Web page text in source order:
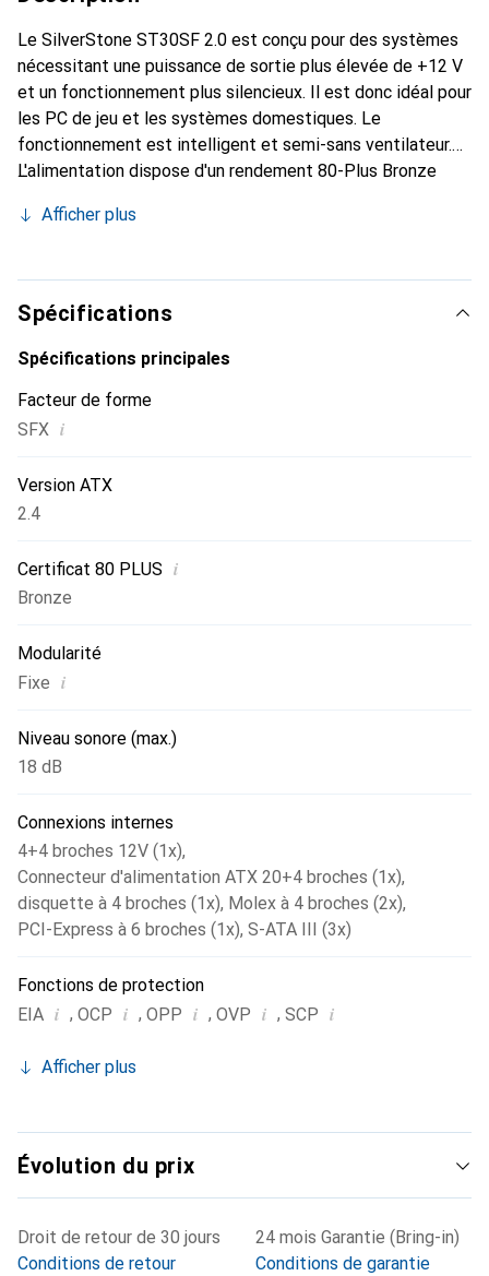
Le SilverStone ST30SF 2.0 est conçu pour des systèmes
nécessitant une puissance de sortie plus élevée de +12 V
et un fonctionnement plus silencieux. Il est donc idéal pour
les PC de jeu et les systèmes domestiques. Le
fonctionnement est intelligent et semi-sans ventilateur.
L'alimentation dispose d'un rendement 80-Plus Bronze
%. De plus, un connecteur PCE-E 6 broches pour cartes
Afficher plus
Spécifications
Spécifications principales
Facteur de forme
SFX i
Version ATX
2.4
Certificat 80 PLUS i
Bronze
Modularité
Fixe i
Niveau sonore (max.)
18 dB
Connexions internes
4+4 broches 12V (1x),
Connecteur d'alimentation ATX 20+4 broches (1x),
disquette à 4 broches (1x), Molex à 4 broches (2x),
PCI-Express à 6 broches (1x), S-ATA III (3x)
Fonctions de protection
EIA i , OCP i , OPP i , OVP i , SCP i
Afficher plus
Évolution du prix
Droit de retour de 30 jours
Conditions de retour
24 mois Garantie (Bring-in)
Conditions de garantie